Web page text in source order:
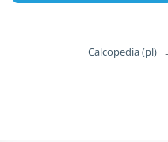
Calcopedia (pl)